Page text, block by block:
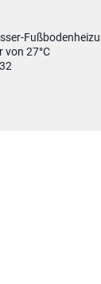
von 27°C